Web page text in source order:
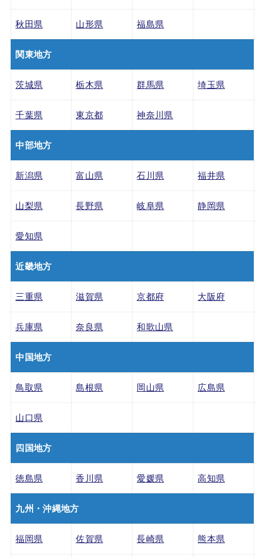
秋田県 山形県 福島県
関東地方
茨城県 栃木県 群馬県 埼玉県
千葉県 東京都 神奈川県
中部地方
新潟県 富山県 石川県 福井県
山梨県 長野県 岐阜県 静岡県
愛知県
近畿地方
三重県 滋賀県 京都府 大阪府
兵庫県 奈良県 和歌山県
中国地方
鳥取県 島根県 岡山県 広島県
山口県
四国地方
徳島県 香川県 愛媛県 高知県
九州・沖縄地方
福岡県 佐賀県 長崎県 熊本県